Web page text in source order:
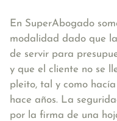
En SuperAbogado
modalidad dado que
de servir para
y que el cliente no se
pleito, tal y como
hace años. La
por la firma de una